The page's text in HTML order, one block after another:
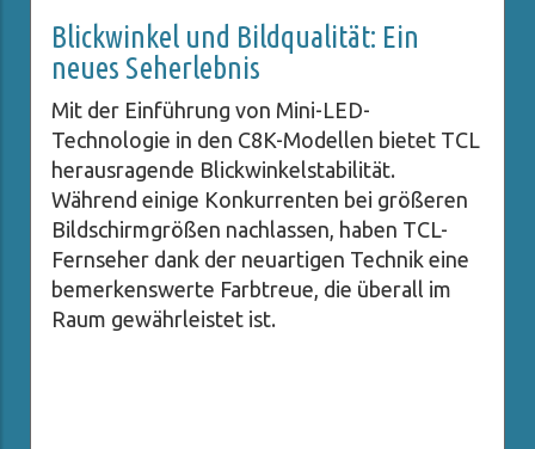
Blickwinkel und Bildqualität: Ein
neues Seherlebnis
Mit der Einführung von Mini-LED-
Technologie in den C8K-Modellen bietet TCL
herausragende Blickwinkelstabilität.
Während einige Konkurrenten bei größeren
Bildschirmgrößen nachlassen, haben TCL-
Fernseher dank der neuartigen Technik eine
bemerkenswerte Farbtreue, die überall im
Raum gewährleistet ist.